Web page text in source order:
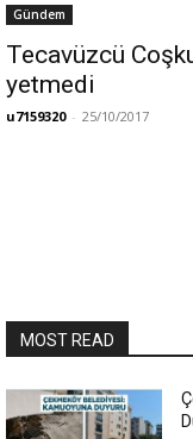
Gündem
Tecavüzcü
yetmedi
u7159320 - 25/10/2017
MOST READ